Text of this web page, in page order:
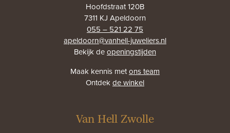
Hoofdstraat 120B
7311 KJ Apeldoorn
055 – 521 22 75
apeldoorn@vanhell-juweliers.nl
Bekijk deopeningstijden
Maak kennis metons team
Ontdekde winkel
Van Hell Zwolle